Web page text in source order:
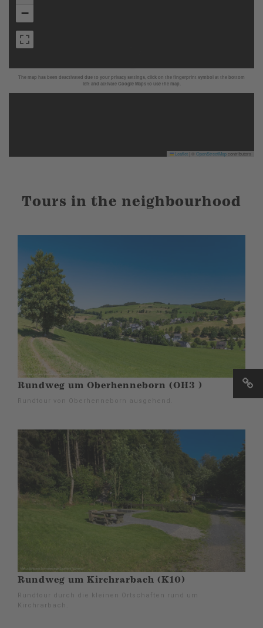
The map has been deactivated due to your privacy settings, click on the fingerprint symbol at the bottom
left and activate Google Maps to use the map.
−
Leaflet OpenStreetMapcontributors
Tours in the neighbourhood
Rundweg um Oberhenneborn (OH3 )
Rundtour von Oberhenneborn ausgehend.
Rundweg um Kirchrarbach (K10)
Rundtour durch die kleinen Ortschaften rund um
Kirchrarbach.